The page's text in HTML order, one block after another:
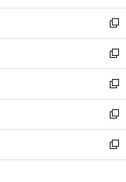
開
く
ウ
で
開
く
ン
ド
ウ
で
開
く
ウ
ィ
ン
ド
ウ
で
開
く
新
し
い
ウ
ィ
ン
ド
ウ
で
開
新
し
い
ウ
ィ
ン
ド
ウ
新
し
い
ウ
ィ
ン
新
し
い
ウ
新
し